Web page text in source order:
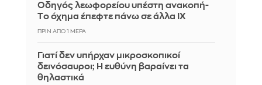
Οδηγός λεωφορείου υπέστη ανακοπή-
Tο όχημα έπεφτε πάνω σε άλλα ΙΧ
ΠΡΙΝ ΑΠΌ 1 ΜΈΡΑ
Γιατί δεν υπήρχαν μικροσκοπικοί
δεινόσαυροι; Η ευθύνη βαραίνει τα
θηλαστικά